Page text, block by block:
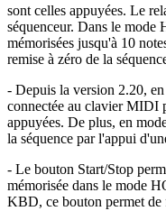
sont celles appuyées. Le
séquenceur. Dans le mode
mémorisées jusqu'à 10
remise à zéro de la
- Depuis la version 2.20,
connectée au clavier MIDI
appuyées. De plus, en
la séquence par l'appui
- Le bouton Start/Stop
mémorisée dans le mode
KBD, ce bouton permet de